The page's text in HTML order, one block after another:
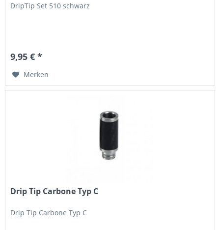
DripTip Set 510 schwarz
9,95 € *
Merken
Drip Tip Carbone Typ C
Drip Tip Carbone Typ C